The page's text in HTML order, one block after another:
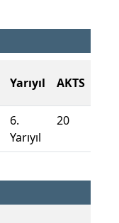
Yarıyıl AKTS
6.
Yarıyıl
20